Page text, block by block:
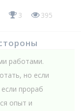
3 395
работами.
но если
прораб
опыт и